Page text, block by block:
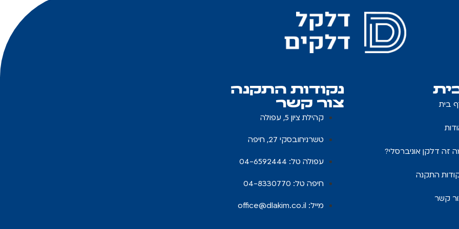
בית
זה דלקן אוניברסלי?
התקנה
קשר
נקודות התקנה
צור קשר
קהילת ציון 5, עפולה
טשרניחובסקי 27, חיפה
עפולה טל: 04-6592444
חיפה טל: 04-8330770
מייל: office@dlakim.co.il